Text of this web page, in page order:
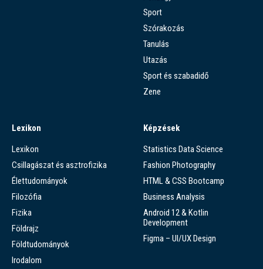
Sport
Szórakozás
Tanulás
Utazás
Sport és szabadidő
Zene
Lexikon
Lexikon
Csillagászat és asztrofizika
Élettudományok
Filozófia
Fizika
Földrajz
Földtudományok
Irodalom
Képzések
Statistics Data Science
Fashion Photography
HTML & CSS Bootcamp
Business Analysis
Android 12 & Kotlin
Development
Figma – UI/UX Design